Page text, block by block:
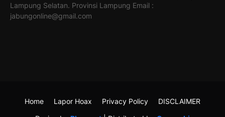
Lampung Selatan. Provinsi Lampung Email :
jabungonline@gmail.com
Home Lapor Hoax Privacy Policy DISCLAIMER